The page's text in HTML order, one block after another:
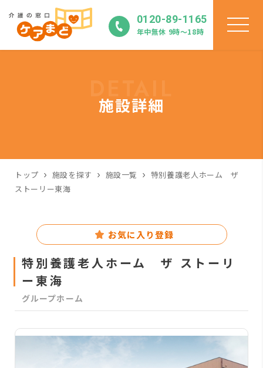
0120-89-1165
年中無休 9時〜18時
施設詳細
トップ 施設を探す 施設一覧
特別養護老人ホーム ザ
ストーリー東海
お気に入り登録
特別養護老人ホーム ザ ストーリ
ー東海
グループホーム